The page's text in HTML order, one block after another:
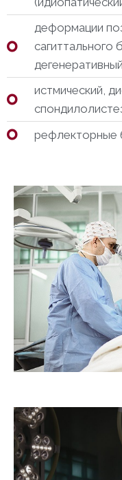
деформации
сагиттального
истмический,
рефлекторные